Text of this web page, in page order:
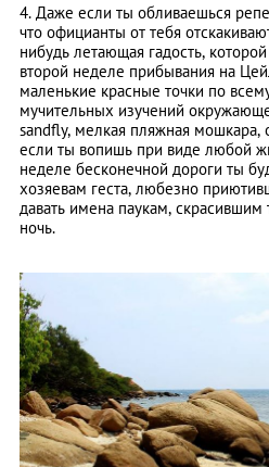
4. Даже если ты обливаешься
что официанты от тебя
нибудь летающая гадость,
второй неделе прибывания на
маленькие красные точки по
мучительных изучений
sandfly, мелкая пляжная мошкара,
если ты вопишь при виде любой
неделе бесконечной дороги ты
хозяевам геста, любезно
давать имена паукам, скрасившим
ночь.